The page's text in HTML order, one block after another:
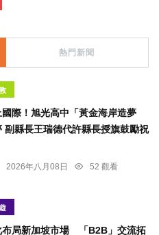
熱門新聞
際！旭光高中「黃金海岸造夢
副縣長王瑞德代許縣長授旗鼓勵祝
2026年八月08日
52 觀看
布局新加坡市場 「B2B」交流拓